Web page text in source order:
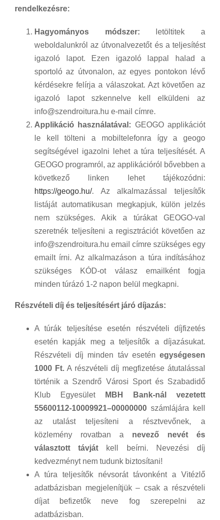
rendelkezésre:
Hagyományos módszer: letöltitek a
weboldalunkról az útvonalvezetőt és a teljesítést
igazoló lapot. Ezen igazoló lappal halad a
sportoló az útvonalon, az egyes pontokon lévő
kérdésekre felírja a válaszokat. Azt követően az
igazoló lapot szkennelve kell elküldeni az
info@szendroitura.hu e-mail címre.
Applikáció használatával: GEOGO applikációt
le kell tölteni a mobiltelefonra így a geogo
segítségével igazolni lehet a túra teljesítését. A
GEOGO programról, az applikációról bővebben a
következő linken lehet tájékozódni:
https://geogo.hu/. Az alkalmazással teljesítők
listáját automatikusan megkapjuk, külön jelzés
nem szükséges. Akik a túrákat GEOGO-val
szeretnék teljesíteni a regisztrációt követően az
info@szendroitura.hu email címre szükséges egy
emailt írni. Az alkalmazáson a túra indításához
szükséges KÓD-ot válasz emailként fogja
minden túrázó 1-2 napon belül megkapni.
Részvételi díj és teljesítésért járó díjazás:
A túrák teljesítése esetén részvételi díjfizetés
esetén kapják meg a teljesítők a díjazásukat.
Részvételi díj minden táv esetén egységesen
1000 Ft. A részvételi díj megfizetése átutalással
történik a Szendrő Városi Sport és Szabadidő
Klub Egyesület
MBH Bank-nál vezetett
55600112-10009921–00000000 számlájára kell
az utalást teljesíteni a résztvevőnek, a
közlemény rovatban a nevező nevét és
választott távját kell beírni. Nevezési díj
kedvezményt nem tudunk biztosítani!
A túra teljesítők névsorát távonként a Vitézlő
adatbázisban megjelenítjük – csak a részvételi
díjat befizetők neve fog szerepelni az
adatbázisban.